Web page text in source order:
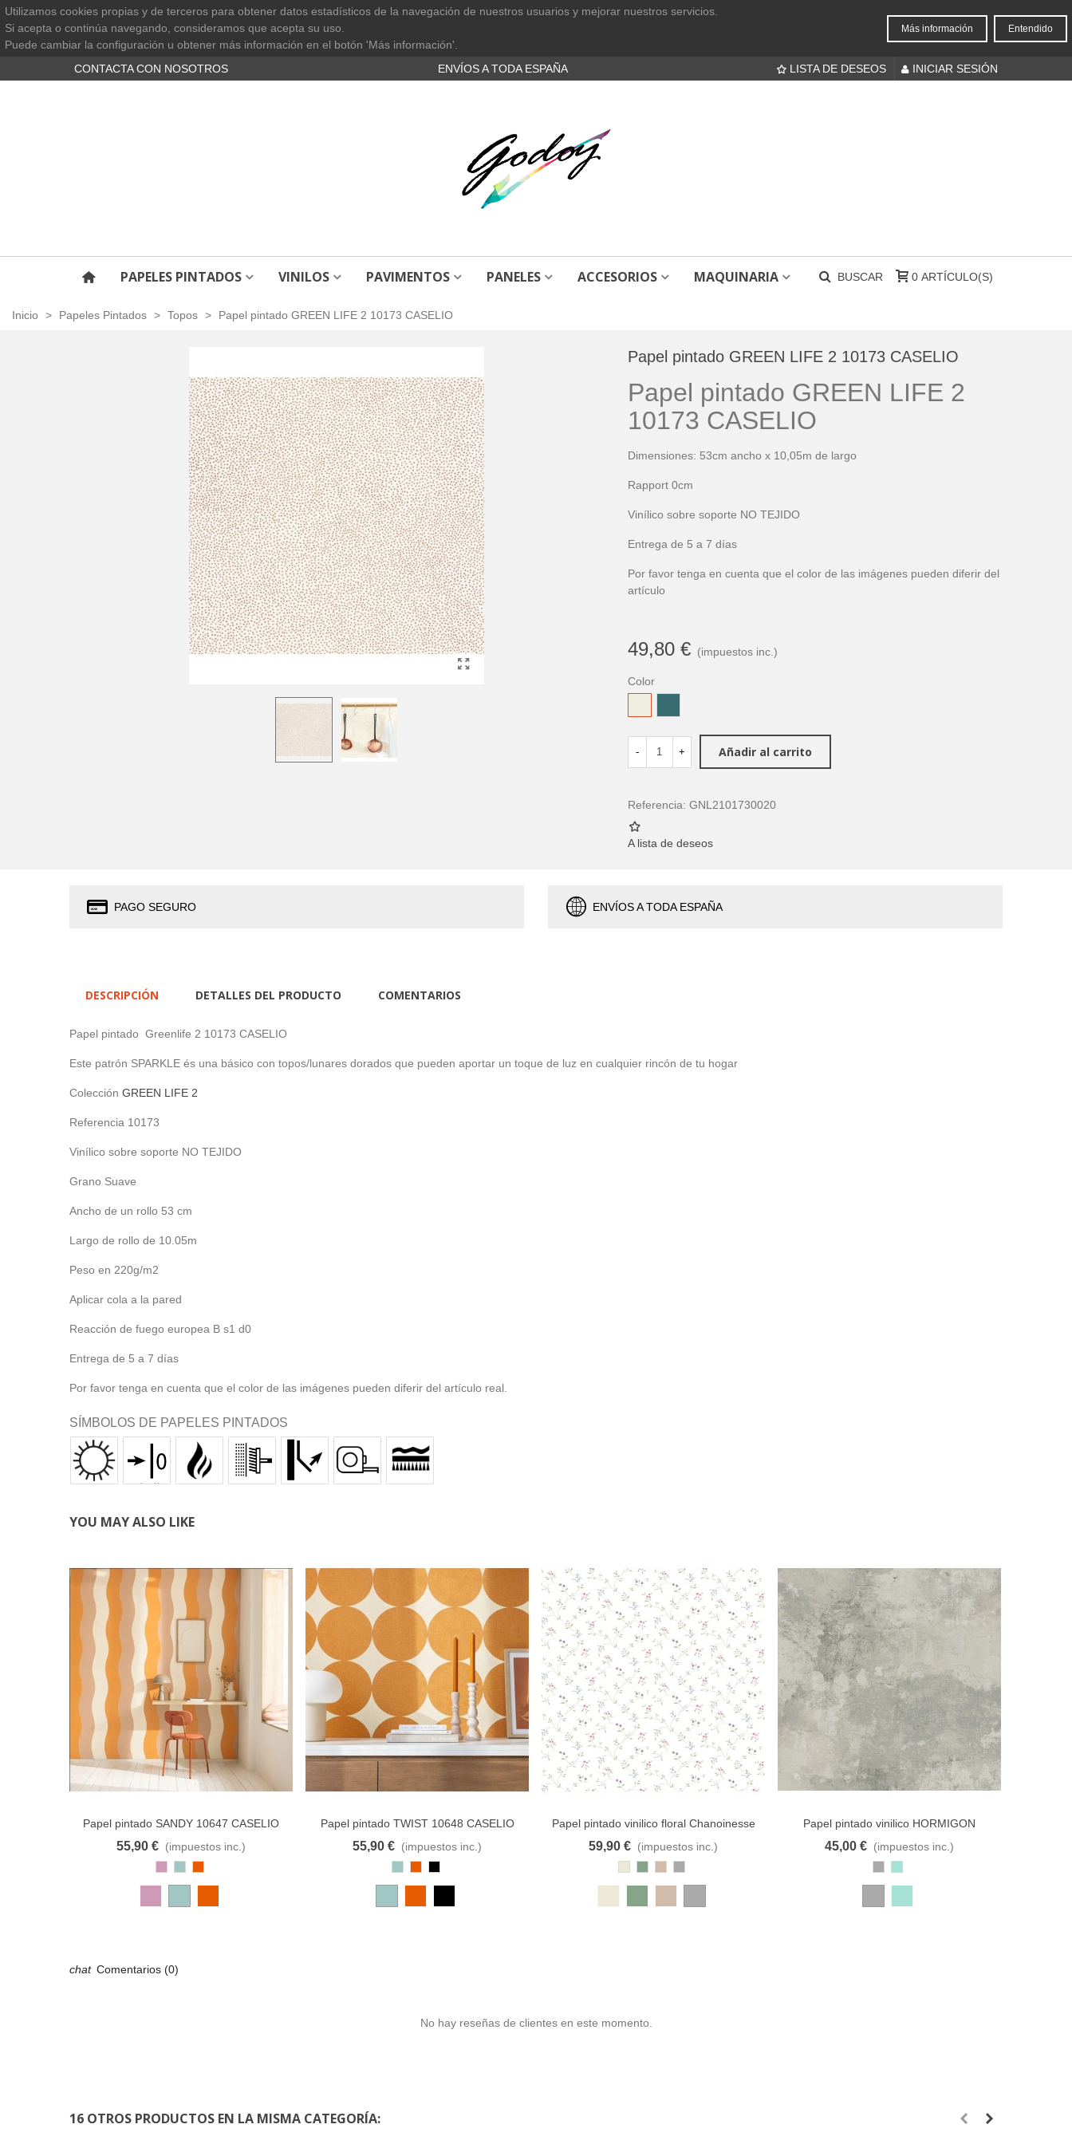
Utilizamos cookies propias y de terceros para obtener datos estadísticos de la navegación de nuestros usuarios y mejorar nuestros servicios.
Si acepta o continúa navegando, consideramos que acepta su uso.
Puede cambiar la configuración u obtener más información en el botón 'Más información'.
Más información Entendido
CONTACTA CON NOSOTROS ENVÍOS A TODA ESPAÑA LISTA DE DESEOS INICIAR SESIÓN
PAPELES PINTADOS VINILOS PAVIMENTOS PANELES ACCESORIOS MAQUINARIA BUSCAR 0 ARTÍCULO(S)
Inicio > Papeles Pintados > Topos > Papel pintado GREEN LIFE 2 10173 CASELIO
Papel pintado GREEN LIFE 2 10173 CASELIO
Papel pintado GREEN LIFE 2
10173 CASELIO
Dimensiones: 53cm ancho x 10,05m de largo
Rapport 0cm
Vinílico sobre soporte NO TEJIDO
Entrega de 5 a 7 días
Por favor tenga en cuenta que el color de las imágenes pueden diferir del
artículo
49,80 € (impuestos inc.)
Color
AntiguoProfundo
- + Añadir al carrito
Referencia: GNL2101730020
A lista de deseos
PAGO SEGURO ENVÍOS A TODA ESPAÑA
DESCRIPCIÓN DETALLES DEL PRODUCTO COMENTARIOS
Papel pintado Greenlife 2 10173 CASELIO
Este patrón SPARKLE és una básico con topos/lunares dorados que pueden aportar un toque de luz en cualquier rincón de tu hogar
Colección GREEN LIFE 2
Referencia 10173
Vinílico sobre soporte NO TEJIDO
Grano Suave
Ancho de un rollo 53 cm
Largo de rollo de 10.05m
Peso en 220g/m2
Aplicar cola a la pared
Reacción de fuego europea B s1 d0
Entrega de 5 a 7 días
Por favor tenga en cuenta que el color de las imágenes pueden diferir del artículo real.
SÍMBOLOS DE PAPELES PINTADOS
YOU MAY ALSO LIKE
Añadir al carrito A lista de deseos
Papel pintado SANDY 10647 CASELIO
55,90 € (impuestos inc.)
Añadir al carrito A lista de deseos
Papel pintado TWIST 10648 CASELIO
55,90 € (impuestos inc.)
Añadir al carrito A lista de deseos
Papel pintado vinilico floral Chanoinesse
Petits Motifs
59,90 € (impuestos inc.)
Añadir al carrito A lista de deseos
Papel pintado vinilico HORMIGON
45,00 € (impuestos inc.)
Comentarios (0)
No hay reseñas de clientes en este momento.
16 OTROS PRODUCTOS EN LA MISMA CATEGORÍA: